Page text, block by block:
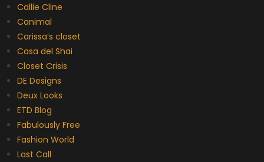
Callie Cline
Canimal
Carissa’s closet
Casa del Shai
Closet Crisis
DE Designs
Deux Looks
ETD Blog
Fabulously Free
Fashion World
Last Call